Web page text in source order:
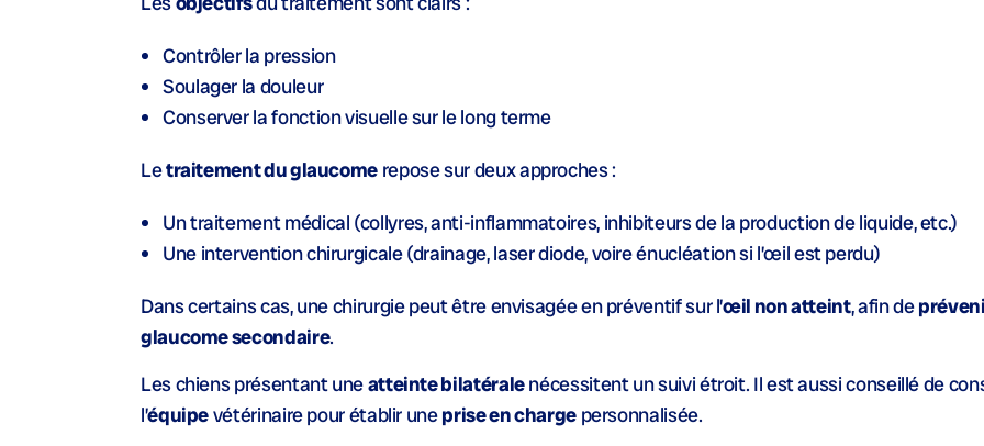
Contrôler la pression
Soulager la douleur
Conserver lafonction visuellesur le long terme
Letraitement du glaucome repose sur deux approches :
Untraitement médical (collyres, anti-inflammatoires, inhibiteurs de la production de liquide, etc.)
Une intervention chirurgicale(drainage,laser diode, voireénucléationsi l’œilest perdu)
Dans certains cas, une chirurgie peut être envisagée en préventif sur l’œil non atteint, afin de
glaucome secondaire.
Les chiens présentant uneatteinte bilatéralenécessitent un suivi étroit. Il est aussi conseillé de
l’équipevétérinaire pour établir uneprise en chargepersonnalisée.